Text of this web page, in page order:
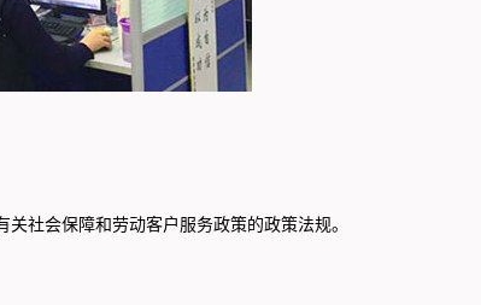
社会保障和劳动客户服务政策的政策法规。